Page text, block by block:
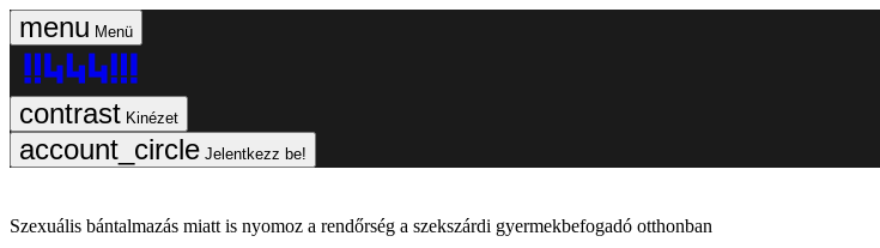
Menü
Kinézet
Jelentkezz be!
Szexuális bántalmazás miatt is nyomoz a rendőrség a szekszárdi gyermekbefogadó otthonban